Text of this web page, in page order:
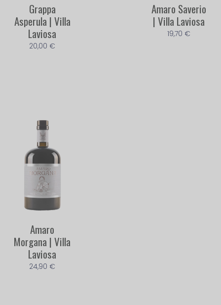
Grappa
Asperula | Villa
Laviosa
20,00€
Amaro Saverio
| Villa Laviosa
19,70 €
Amaro
Morgana | Villa
Laviosa
24,90€